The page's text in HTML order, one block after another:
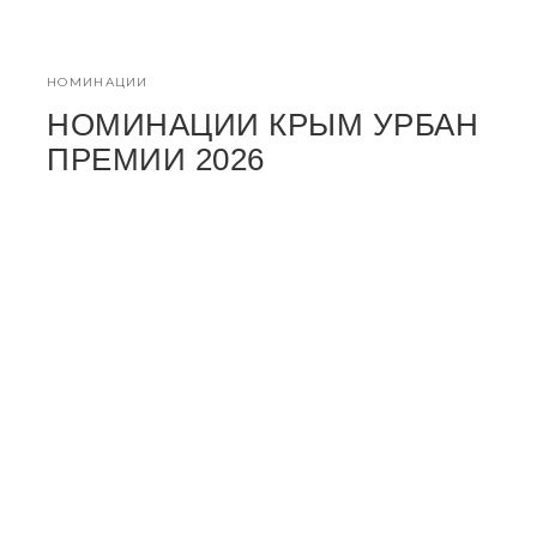
НОМИНАЦИИ
НОМИНАЦИИ КРЫМ УРБАН
ПРЕМИИ 2026